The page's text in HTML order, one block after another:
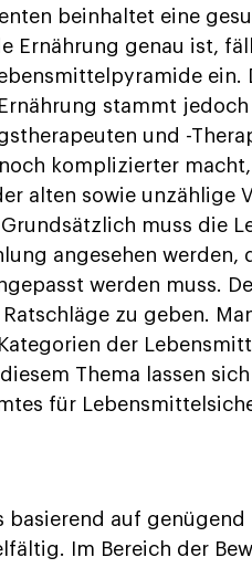
beinhaltet eine
Ernährung genau ist,
ein.
stammt
und -
komplizierter
alten sowie unzählige
muss die
angesehen werden,
werden muss.
zu geben.
der
Thema lassen
für
basierend auf genügend
Im Bereich der